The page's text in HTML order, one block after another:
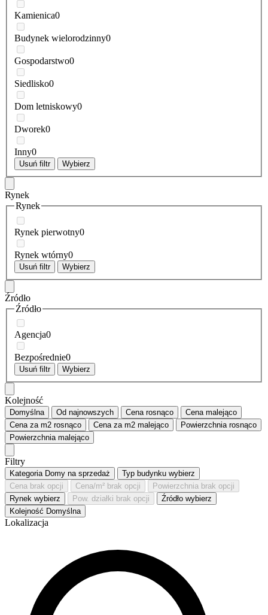
Kamienica0
Budynek wielorodzinny0
Gospodarstwo0
Siedlisko0
Dom letniskowy0
Dworek0
Inny0
Usuń filtr Wybierz
Rynek
Rynek
Rynek pierwotny0
Rynek wtórny0
Usuń filtr Wybierz
Źródło
Źródło
Agencja0
Bezpośrednie0
Usuń filtr Wybierz
Kolejność
Domyślna Od najnowszych Cenarosnąco Cenamalejąco
Cena za m2 rosnąco Cena za m2 malejąco Powierzchniarosnąco
Powierzchniamalejąco
Filtry
Kategoria Domy na sprzedaż Typ budynku wybierz
Cena brak opcji Cena/m² brak opcji Powierzchnia brak opcji
Rynek wybierz Pow. działki brak opcji Źródło wybierz
Kolejność Domyślna
Lokalizacja